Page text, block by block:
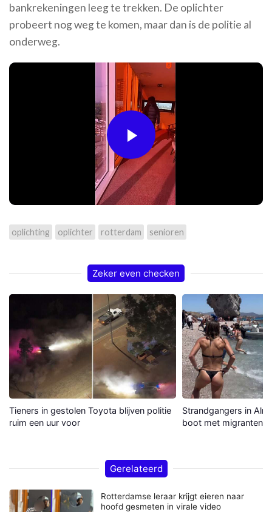
bankrekeningen leeg te trekken. De oplichter
probeert nog weg te komen, maar dan is de politie al
onderweg.
Play
Video
oplichting oplichter rotterdam senioren
Zeker even checken
Tieners in gestolen Toyota blijven politie
ruim een uur voor
Strandgangers in
boot met migranten
Gerelateerd
Rotterdamse leraar krijgt eieren naar
hoofd gesmeten in virale video